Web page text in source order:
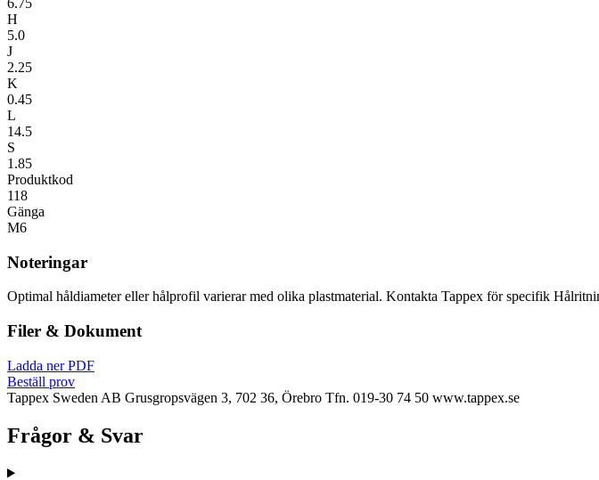
H
5.0
J
2.25
K
0.45
L
14.5
S
1.85
Produktkod
118
Gänga
M6
Noteringar
Optimal håldiameter eller hålprofil varierar med olika plastmaterial. Kontakta Tappex för specifik
Filer & Dokument
Ladda ner PDF
Beställ prov
Tappex Sweden AB Grusgropsvägen 3, 702 36, Örebro Tfn. 019-30 74 50 www.tappex.se
Frågor & Svar